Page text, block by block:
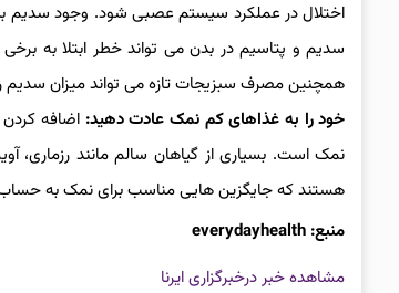
اختلال در عملکرد سیستم عصبی شود. وجود سدیم
سدیم و پتاسیم در بدن می تواند خطر ابتلا به
همچنین مصرف سبزیجات تازه می تواند میزان سدیم
خود را به غذاهای کم نمک عادت دهید: اضافه
نمک است. بسیاری از گیاهان سالم مانند رزماری،
هستند که جایگزین هایی مناسب برای نمک به
منبع: everydayhealth
مشاهده خبر درخبرگزاری ایرنا